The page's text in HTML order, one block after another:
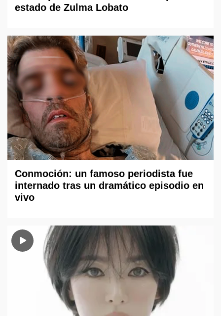
estado de Zulma Lobato
Conmoción: un famoso periodista fue
internado tras un dramático episodio en
vivo